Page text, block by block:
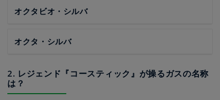
オクタビオ・シルバ
オクタ・シルバ
2. レジェンド『コースティック』が操るガスの名称
は？